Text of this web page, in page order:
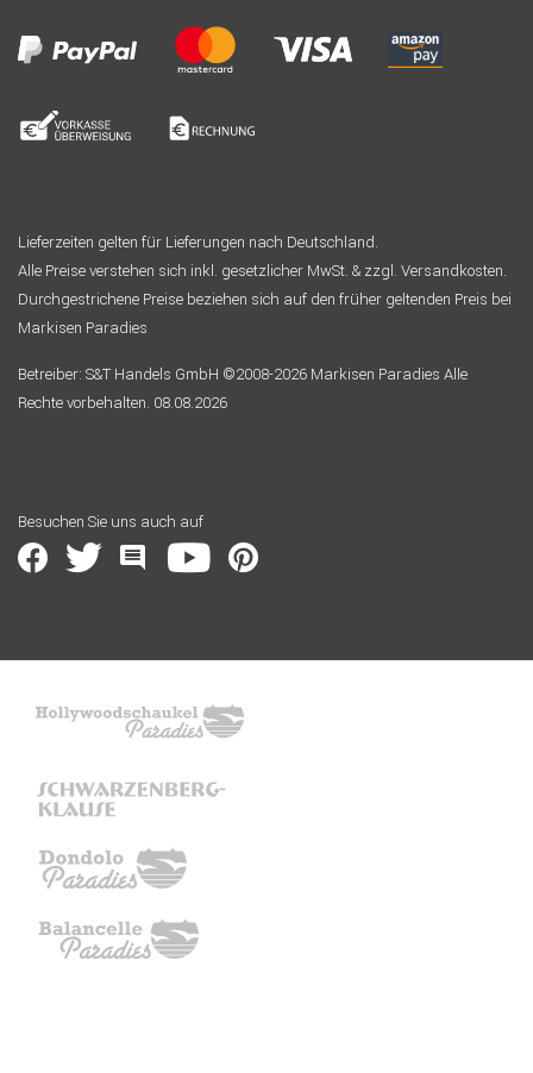
Lieferzeiten gelten für Lieferungen nach Deutschland.
Alle Preise verstehen sich inkl. gesetzlicher MwSt. & zzgl. Versandkosten.
Durchgestrichene Preise beziehen sich auf den früher geltenden Preis bei
Markisen Paradies
Betreiber: S&T Handels GmbH ©2008-2026 Markisen Paradies Alle
Rechte vorbehalten. 08.08.2026
Besuchen Sie uns auch auf